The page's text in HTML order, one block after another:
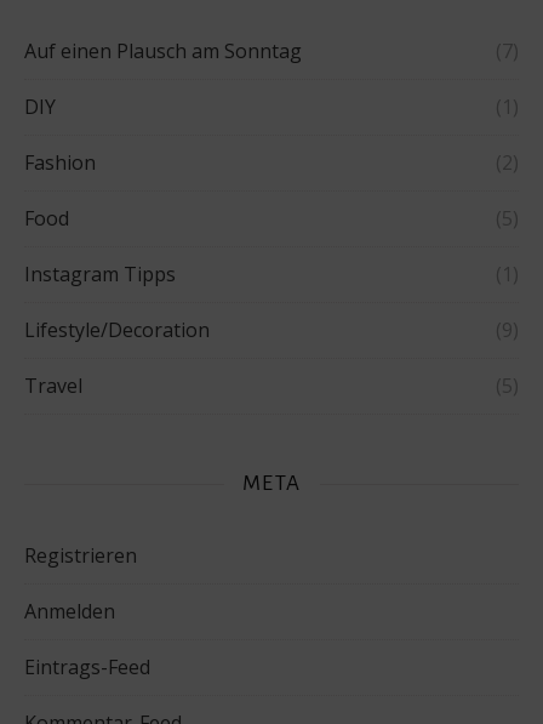
Auf einen Plausch am Sonntag (7)
DIY (1)
Fashion (2)
Food (5)
Instagram Tipps (1)
Lifestyle/Decoration (9)
Travel (5)
META
Registrieren
Anmelden
Eintrags-Feed